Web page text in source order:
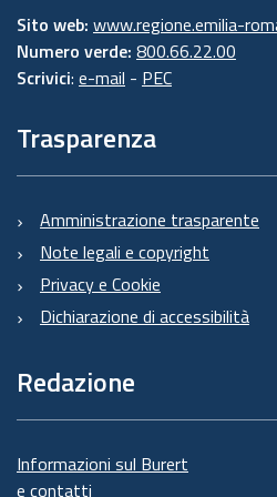
Sito web: www.regione.emilia-
Numero verde: 800.66.22.00
Scrivici: e-mail - PEC
Trasparenza
Amministrazione trasparente
Note legali e copyright
Privacy e Cookie
Dichiarazione di accessibilità
Redazione
Informazioni sul Burert
e contatti